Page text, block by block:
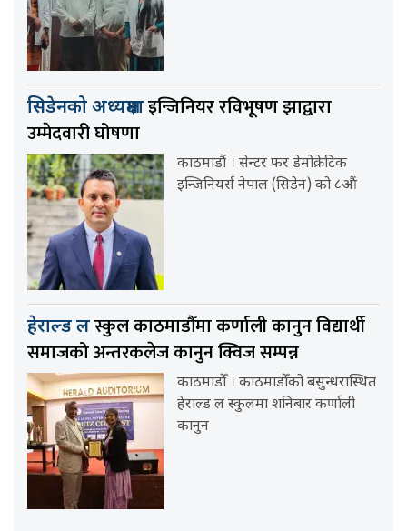
सिडेनको अध्यक्षमाइन्जिनियर रविभूषण झाद्वारा
उम्मेदवारी घोषणा
काठमाडौं । सेन्टर फर डेमोक्रेटिक
इन्जिनियर्स नेपाल (सिडेन) को ८औं
हेराल्ड लस्कुल काठमाडौँमा कर्णाली कानुन विद्यार्थी
समाजको अन्तरकलेज कानुन क्विज सम्पन्न
काठमाडौँ । काठमाडौँको बसुन्धरास्थित
हेराल्ड ल स्कुलमा शनिबार कर्णाली
कानुन